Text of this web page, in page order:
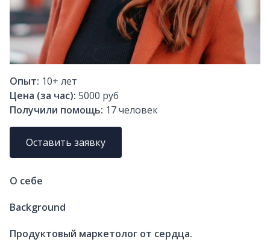
Опыт: 10+ лет
Цена (за час): 5000 руб
Получили помощь: 17человек
Оставить заявку
О себе
Background
Продуктовый маркетолог от сердца.